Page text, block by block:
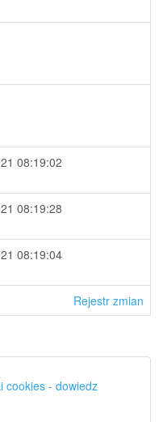
08:19:02
08:19:28
08:19:04
Rejestr zmian
cookies - dowiedz